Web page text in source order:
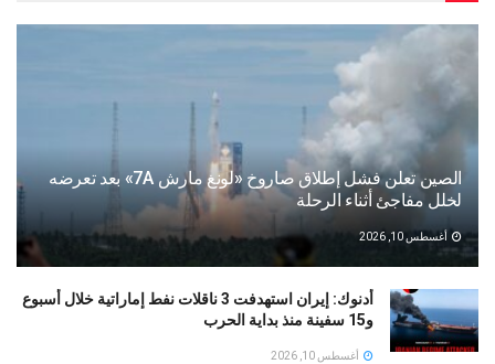
الصين تعلن فشل إطلاق صاروخ «لونغ مارش 7A» بعد تعرضه
لخلل مفاجئ أثناء الرحلة
أغسطس 10, 2026
أدنوك: إيران استهدفت 3 ناقلات نفط إماراتية خلال أسبوع
و15 سفينة منذ بداية الحرب
أغسطس 10, 2026